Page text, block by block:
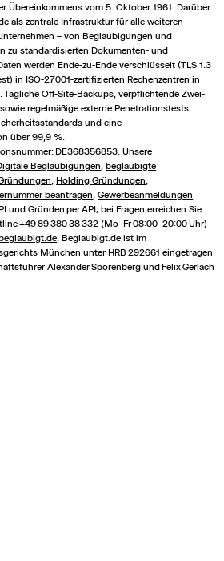
Übereinkommens vom 5. Oktober 1961. Darüber
als zentrale Infrastruktur für alle weiteren
– von Beglaubigungen und
zu standardisierten Dokumenten- und
werden Ende-zu-Ende verschlüsselt (TLS 1.3
in ISO-27001-zertifizierten Rechenzentren in
Tägliche Off-Site-Backups, verpflichtende Zwei-
regelmäßige externe Penetrationstests
und eine
über 99,9 %.
DE368356853. Unsere
Beglaubigungen,beglaubigte
,Holding Gründungen,
beantragen,Gewerbeanmeldungen
und Gründen per API; bei Fragen erreichen Sie
+49 89 380 38 332 (Mo–Fr 08:00–20:00 Uhr)
. Beglaubigt.de ist im
München unter HRB 292661 eingetragen
Alexander Sporenberg und Felix Gerlach